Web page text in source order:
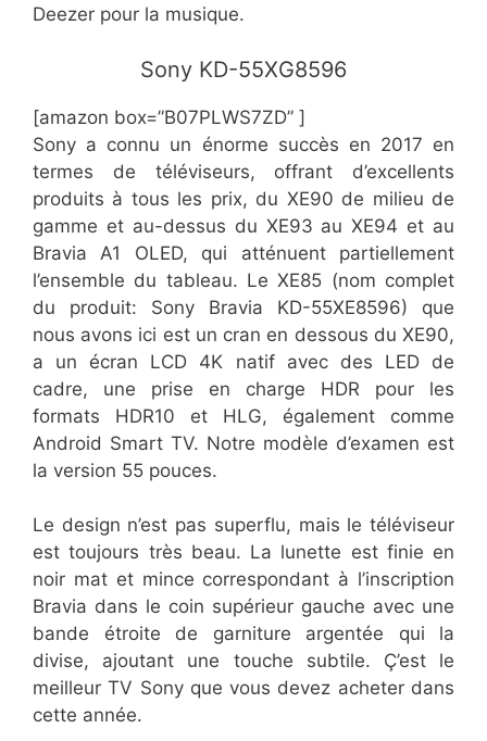
Deezer pour la musique.
Sony KD-55XG8596
[amazon box=”B07PLWS7ZD” ]
Sony a connu un énorme succès en 2017 en
termes de téléviseurs, offrant d’excellents
produits à tous les prix, du XE90 de milieu de
gamme et au-dessus du XE93 au XE94 et au
Bravia A1 OLED, qui atténuent partiellement
l’ensemble du tableau. Le XE85 (nom complet
du produit: Sony Bravia KD-55XE8596) que
nous avons ici est un cran en dessous du XE90,
a un écran LCD 4K natif avec des LED de
cadre, une prise en charge HDR pour les
formats HDR10 et HLG, également comme
Android Smart TV. Notre modèle d’examen est
la version 55 pouces.
Le design n’est pas superflu, mais le téléviseur
est toujours très beau. La lunette est finie en
noir mat et mince correspondant à l’inscription
Bravia dans le coin supérieur gauche avec une
bande étroite de garniture argentée qui la
divise, ajoutant une touche subtile. Ç’est le
meilleur TV Sony que vous devez acheter dans
cette année.